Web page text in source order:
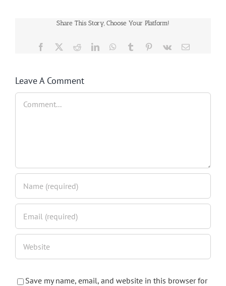
Share This Story, Choose Your Platform!
Facebook
TwitterRedditLinkedInWhatsApp
Tumblr Pinterest
Vk Email
Leave A Comment
Save my name, email, and website in this browser for